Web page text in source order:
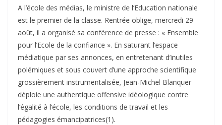
A l’école des médias, le ministre de l’Education nationale
est le premier de la classe. Rentrée oblige, mercredi 29
août, il a organisé sa conférence de presse : « Ensemble
pour l’Ecole de la confiance ». En saturant l’espace
médiatique par ses annonces, en entretenant d’inutiles
polémiques et sous couvert d’une approche scientifique
grossièrement instrumentalisée, Jean-Michel Blanquer
déploie une authentique offensive idéologique contre
l’égalité à l’école, les conditions de travail et les
pédagogies émancipatrices(1).